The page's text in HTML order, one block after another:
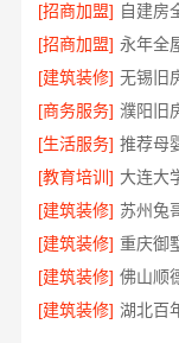
[招商加盟] 自建房
[招商加盟] 永年全
[建筑装修]
[商务服务] 濮阳旧
[生活服务]
[教育培训] 大连大
[建筑装修]
[建筑装修]
[建筑装修]
[建筑装修]